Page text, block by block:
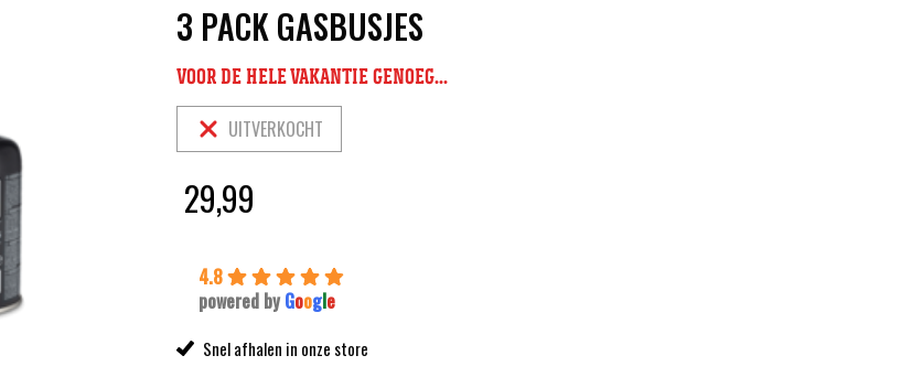
3 PACK GASBUSJES
VOOR DE HELE VAKANTIE GENOEG...
UITVERKOCHT
29,99
4.8
powered by Google
Snel afhalen in onze store